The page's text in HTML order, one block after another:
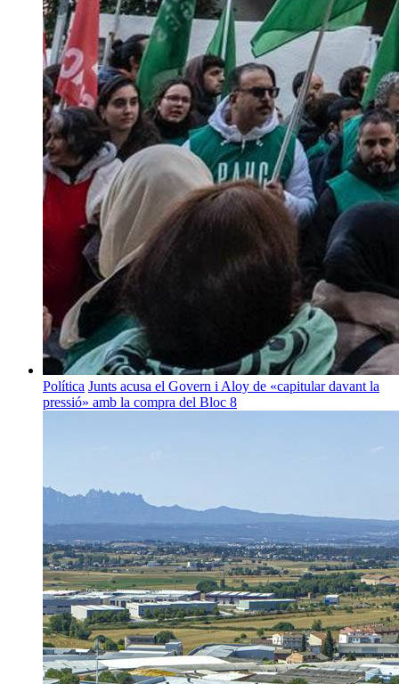
Política Junts acusa el Govern i Aloy de «capitular davant la
pressió» amb la compra del Bloc 8